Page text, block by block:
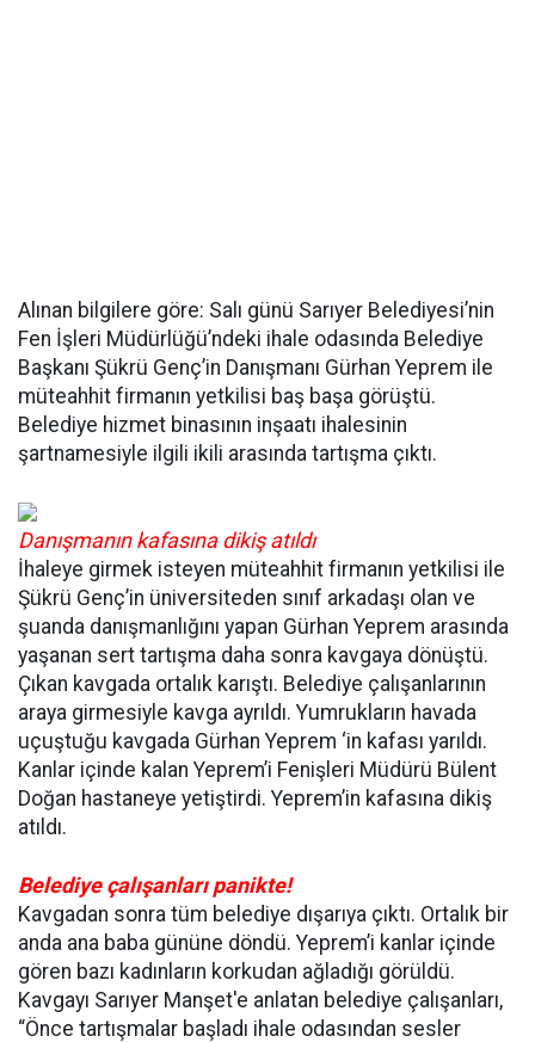
Alınan bilgilere göre: Salı günü Sarıyer Belediyesi’nin
Fen İşleri Müdürlüğü’ndeki ihale odasında Belediye
Başkanı Şükrü Genç’in Danışmanı Gürhan Yeprem ile
müteahhit firmanın yetkilisi baş başa görüştü.
Belediye hizmet binasının inşaatı ihalesinin
şartnamesiyle ilgili ikili arasında tartışma çıktı.
Danışmanın kafasına dikiş atıldı
İhaleye girmek isteyen müteahhit firmanın yetkilisi ile
Şükrü Genç’in üniversiteden sınıf arkadaşı olan ve
şuanda danışmanlığını yapan Gürhan Yeprem arasında
yaşanan sert tartışma daha sonra kavgaya dönüştü.
Çıkan kavgada ortalık karıştı. Belediye çalışanlarının
araya girmesiyle kavga ayrıldı. Yumrukların havada
uçuştuğu kavgada Gürhan Yeprem ‘in kafası yarıldı.
Kanlar içinde kalan Yeprem’i Fenişleri Müdürü Bülent
Doğan hastaneye yetiştirdi. Yeprem’in kafasına dikiş
atıldı.
Belediye çalışanları panikte!
Kavgadan sonra tüm belediye dışarıya çıktı. Ortalık bir
anda ana baba gününe döndü. Yeprem’i kanlar içinde
gören bazı kadınların korkudan ağladığı görüldü.
Kavgayı Sarıyer Manşet'e anlatan belediye çalışanları,
“Önce tartışmalar başladı ihale odasından sesler